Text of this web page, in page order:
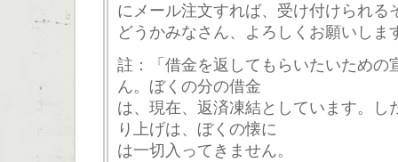
にメール注文すれば、受け付けられる
どうかみなさん、よろしくお願いしま
註：「借金を返してもらいたいための
ん。ぼくの分の借金
は、現在、返済凍結としています。し
り上げは、ぼくの懐に
は一切入ってきません。